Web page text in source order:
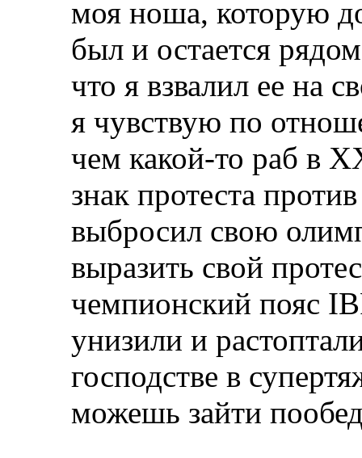
моя ноша, которую
был и остается
что я взвалил ее на
я чувствую по
чем какой-то раб в
знак протеста
выбросил свою
выразить свой
чемпионский пояс
унизили и
господстве в
можешь зайти